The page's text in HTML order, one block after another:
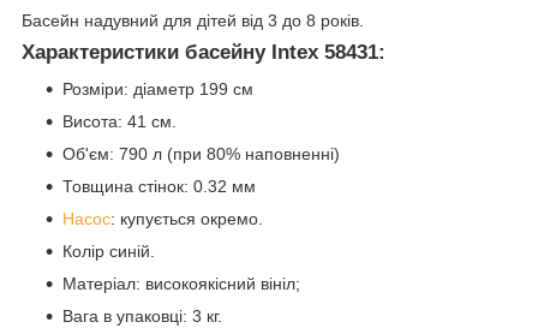
Басейн надувний для дітей від 3 до 8 років.
Характеристики басейну Intex 58431:
Розміри: діаметр 199 см
Висота: 41 см.
Об'єм: 790 л (при 80% наповненні)
Товщина стінок: 0.32 мм
Насос: купується окремо.
Колір синій.
Матеріал: високоякісний вініл;
Вага в упаковці: 3 кг.